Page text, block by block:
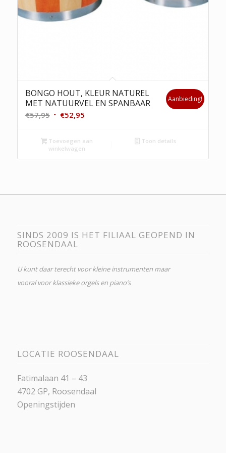
BONGO HOUT, KLEUR NATUREL
MET NATUURVEL EN SPANBAAR
€57,95 Oorspronkelijke
was:
€57,95.
€52,95Huidige
is:
€52,95.
Aanbieding!
Toevoegen aan
winkelwagen
Toon details
SINDS 2009 IS HET FILIAAL GEOPEND IN
ROOSENDAAL
U kunt daar terecht voor kleine instrumenten maar
vooral voor klassieke orgels en piano’s
LOCATIE ROOSENDAAL
Fatimalaan 41 – 43
4702 GP, Roosendaal
Openingstijden